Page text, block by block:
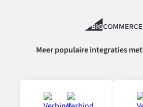
Meer populaire integraties met